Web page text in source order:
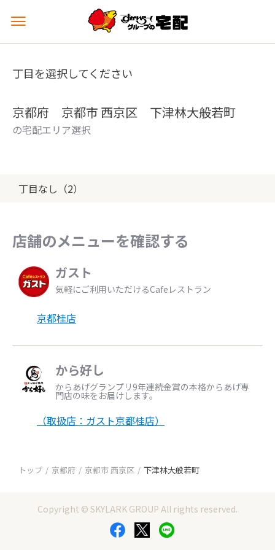
メ
ュ
を
丁目を選択してください
京都府 京都市 西京区 下津林大般若町
の宅配エリア選択
丁目なし（2）
店舗のメニューを確認する
ガスト
気軽にご利用いただけるCafeレストラン
京都桂店
から好し
からあげグランプリ9年連続金賞の本格からあげ専
門店の味をお届けします。
（取扱店：ガスト京都桂店）
トップ 京都府 京都市 西京区 下津林大般若町
Copyright © SKYLARK GROUP All rights reserved.